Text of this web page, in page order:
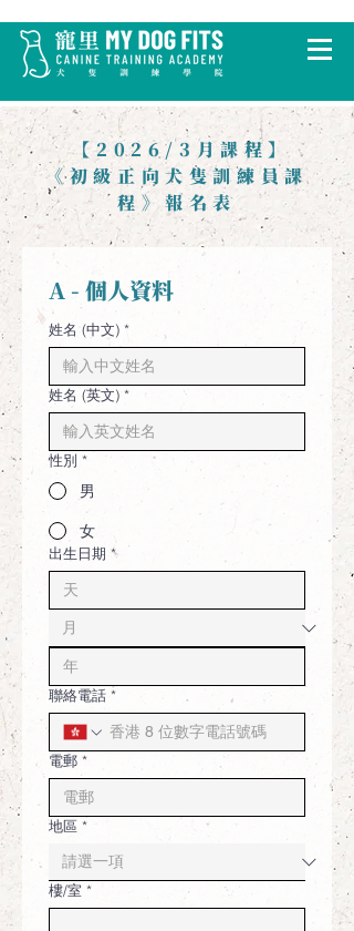
​ 【2026/3月課程】
《初級正向犬隻訓練員課
程》報名表
A - 個人資料
姓名 (中文) *
姓名 (英文) *
性別 *
男
女
出生日期 *
聯絡電話 *
電郵 *
地區 *
樓/室 *